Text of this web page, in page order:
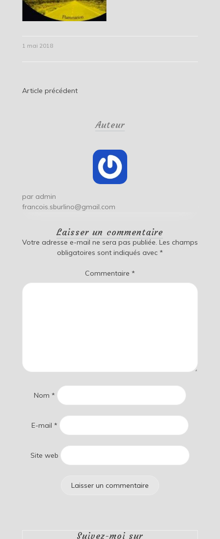
1 mai 2018
Navigation
Article précédent
Auteur
par admin
francois.sburlino@gmail.com
Laisser un commentaire
Votre adresse e-mail ne sera pas publiée. Les champs
obligatoires sont indiqués avec *
Commentaire *
Nom *
E-mail *
Site web
Suivez-moi sur